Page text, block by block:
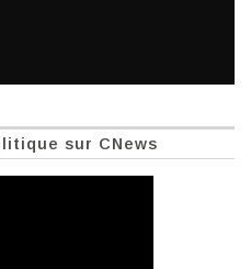
sur CNews